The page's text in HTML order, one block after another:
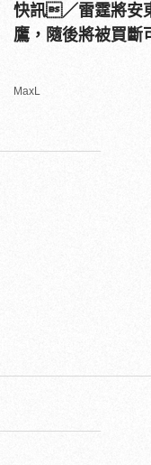
快訊／雷霆將安
鷹，隨後將被買斷
MaxL